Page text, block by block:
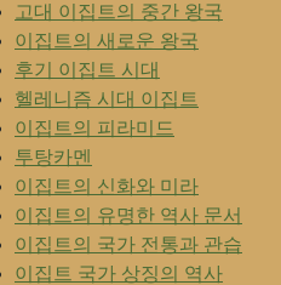
고대 이집트의 중간 왕국
이집트의 새로운 왕국
후기 이집트 시대
헬레니즘 시대 이집트
이집트의 피라미드
투탕카멘
이집트의 신화와 미라
이집트의 유명한 역사 문서
이집트의 국가 전통과 관습
이집트 국가 상징의 역사